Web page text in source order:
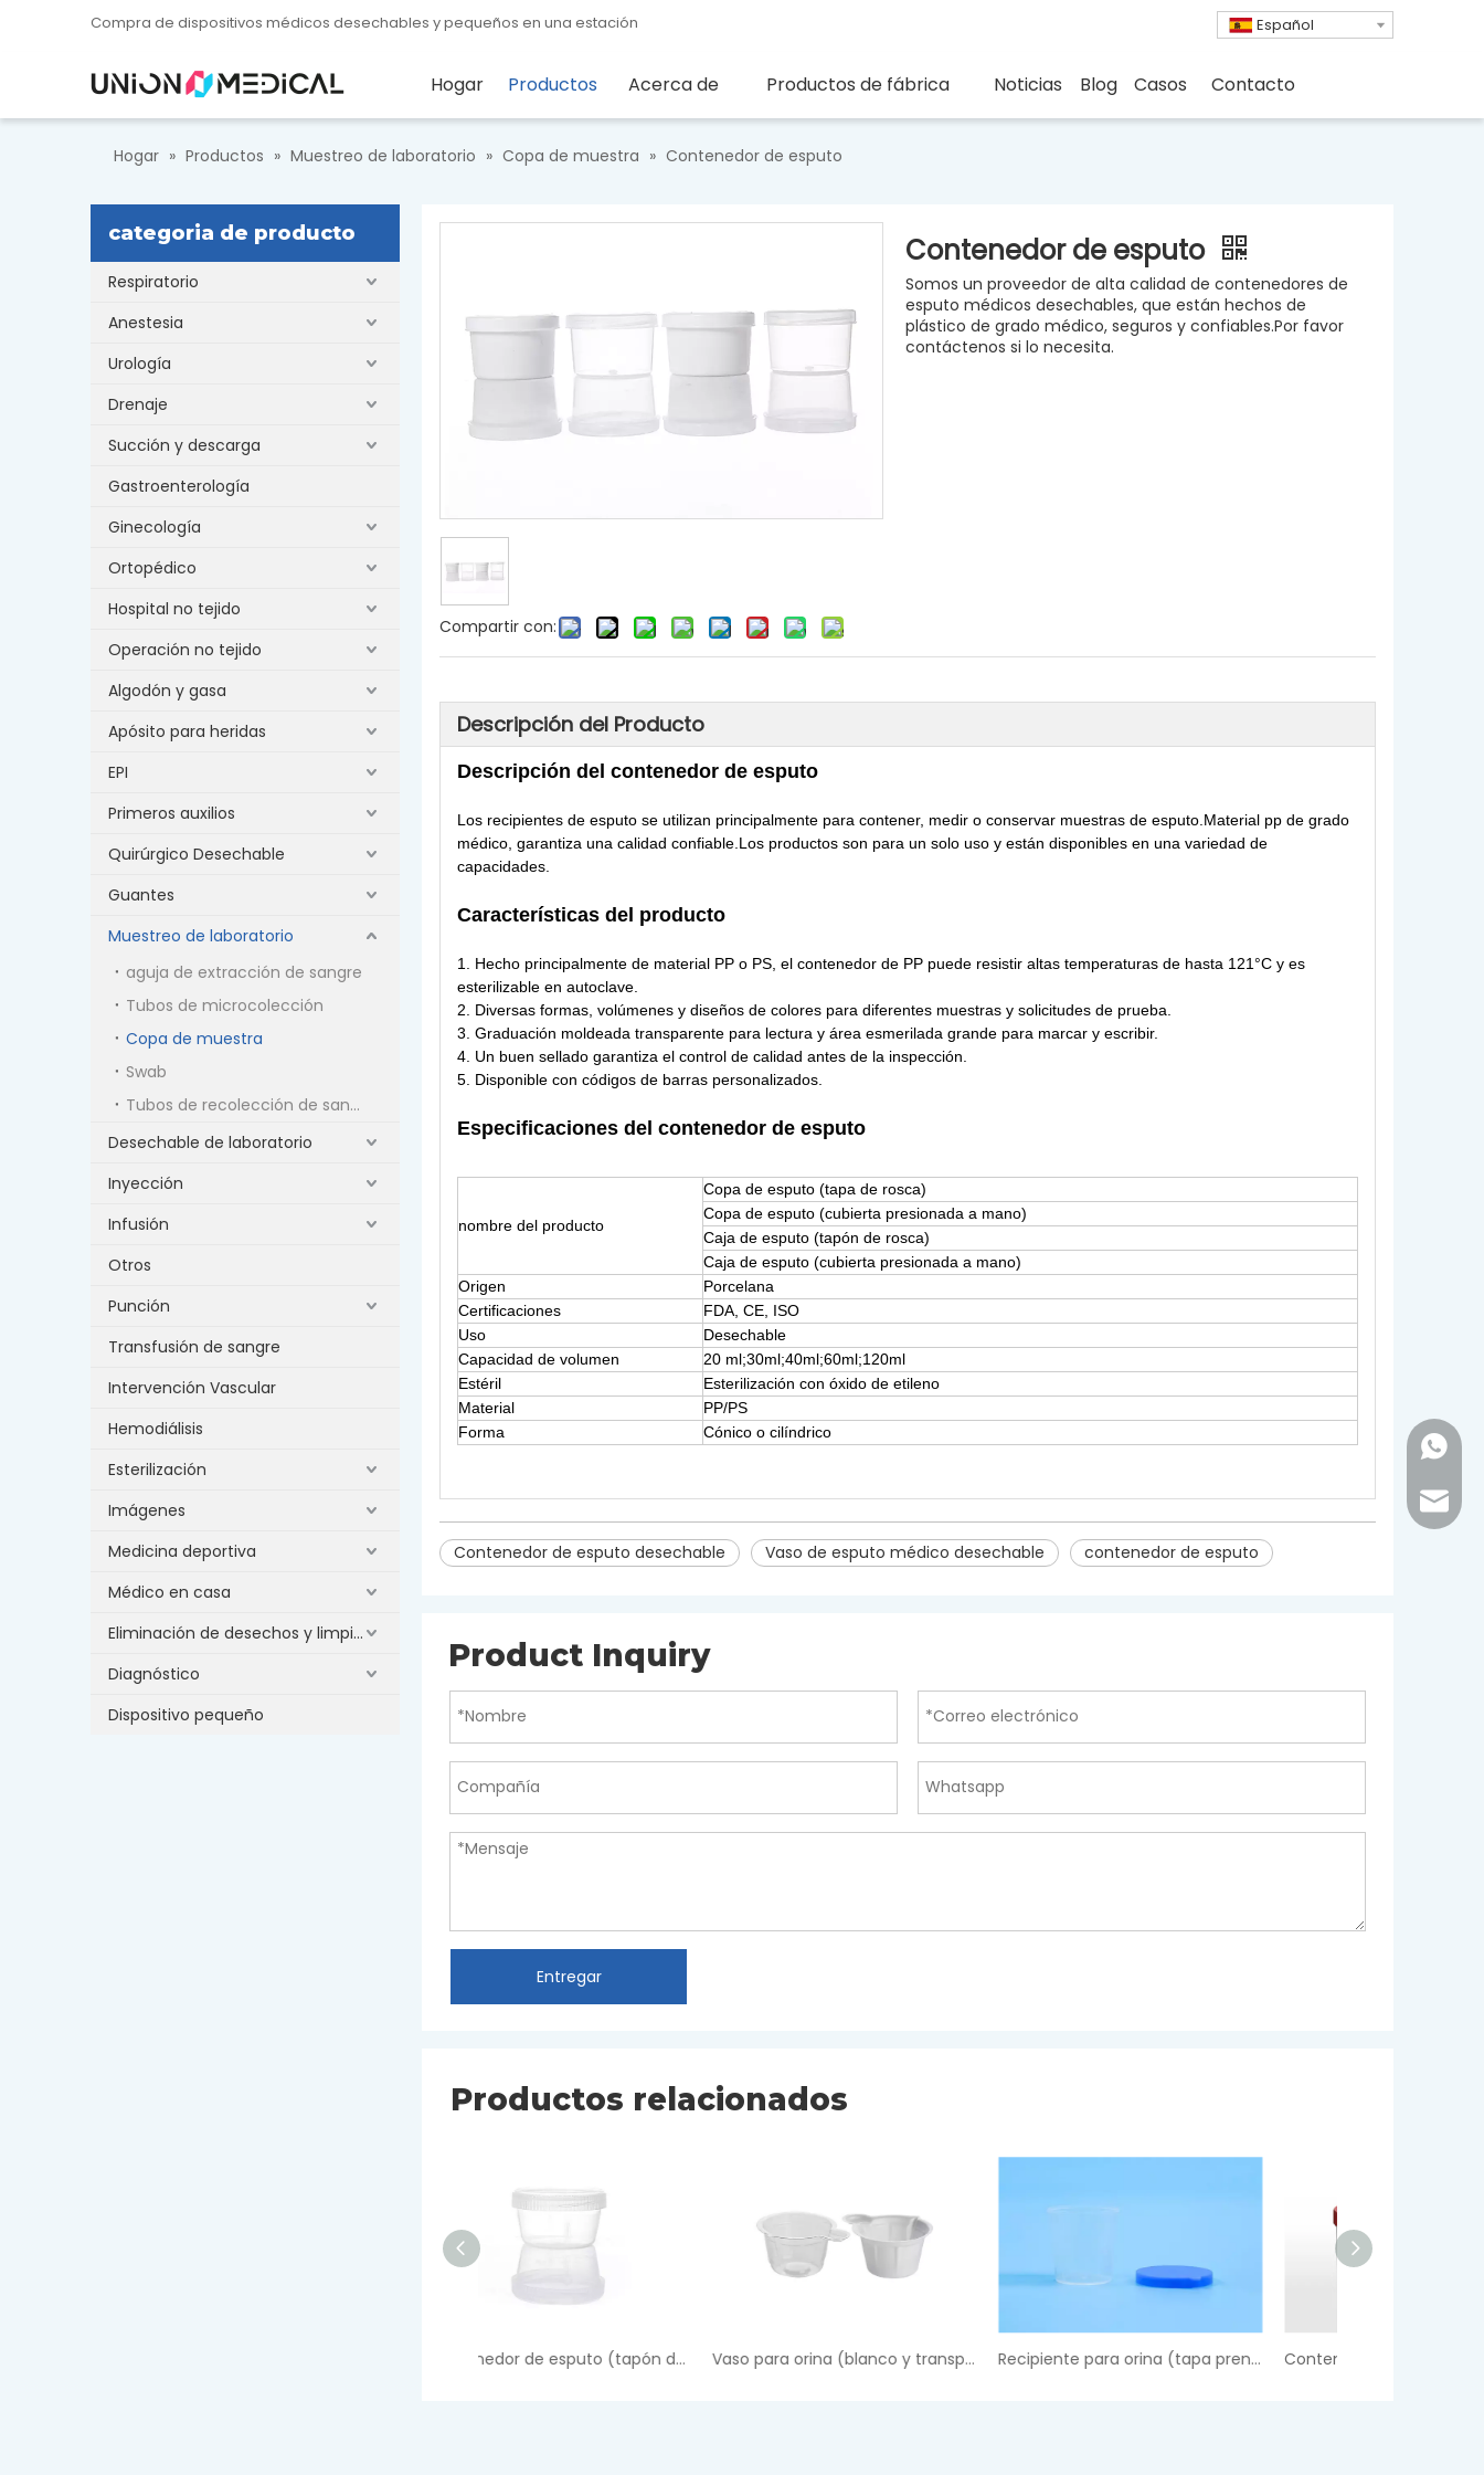
Compra de dispositivos médicos desechables y pequeños en una estación Español
Hogar Productos Acerca de Productos de fábrica Noticias Blog Casos Contacto
Hogar » Productos » Muestreo de laboratorio » Copa de muestra » Contenedor de esputo
categoria de producto
Respiratorio
Anestesia
Urología
Drenaje
Succión y descarga
Gastroenterología
Ginecología
Ortopédico
Hospital no tejido
Operación no tejido
Algodón y gasa
Apósito para heridas
EPI
Primeros auxilios
Quirúrgico Desechable
Guantes
Muestreo de laboratorio
aguja de extracción de sangre
Tubos de microcolección
Copa de muestra
Swab
Tubos de recolección de sangre al vacío
Desechable de laboratorio
Inyección
Infusión
Otros
Punción
Transfusión de sangre
Intervención Vascular
Hemodiálisis
Esterilización
Imágenes
Medicina deportiva
Médico en casa
Eliminación de desechos y limpieza
Diagnóstico
Dispositivo pequeño
Compartir con:
Contenedor de esputo
Somos un proveedor de alta calidad de contenedores de
esputo médicos desechables, que están hechos de
plástico de grado médico, seguros y confiables.Por favor
contáctenos si lo necesita.
Descripción del Producto
Descripción del contenedor de esputo
Los recipientes de esputo se utilizan principalmente para contener, medir o conservar muestras de esputo.Material pp de grado
médico, garantiza una calidad confiable.Los productos son para un solo uso y están disponibles en una variedad de
capacidades.
Características del producto
1. Hecho principalmente de material PP o PS, el contenedor de PP puede resistir altas temperaturas de hasta 121°C y es
esterilizable en autoclave.
2. Diversas formas, volúmenes y diseños de colores para diferentes muestras y solicitudes de prueba.
3. Graduación moldeada transparente para lectura y área esmerilada grande para marcar y escribir.
4. Un buen sellado garantiza el control de calidad antes de la inspección.
5. Disponible con códigos de barras personalizados.
Especificaciones del contenedor de esputo
nombre del producto
Copa de esputo (tapa de rosca)
Copa de esputo (cubierta presionada a mano)
Caja de esputo (tapón de rosca)
Caja de esputo (cubierta presionada a mano)
Origen
Porcelana
Certificaciones
FDA, CE, ISO
Uso
Desechable
Capacidad de volumen
20 ml;30ml;40ml;60ml;120ml
Estéril
Esterilización con óxido de etileno
Material
PP/PS
Forma
Cónico o cilíndrico
Contenedor de esputo desechable Vaso de esputo médico desechable contenedor de esputo
Product Inquiry
Entregar
Productos relacionados
Vaso para orina (blanco y transparente) Recipiente para orina (tapa prensada a mano) Contenedor de orina (tapa de rosca)
+86-